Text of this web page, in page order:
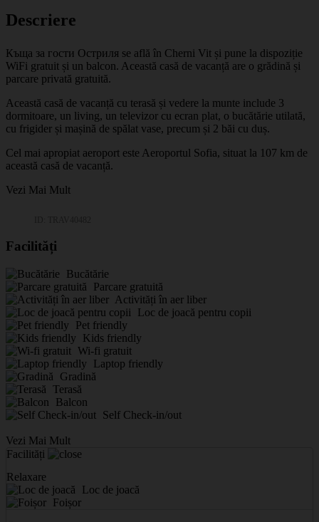
Descriere
Къща за гости Остриля se află în Cherni Vit și pune la dispoziție
WiFi gratuit și un balcon. Această casă de vacanță are o grădină și
parcare privată gratuită.
Această casă de vacanță cu terasă și vedere la munte include 3
dormitoare, un living, un televizor cu ecran plat, o bucătărie utilată,
cu frigider și mașină de spălat vase, precum și 2 băi cu duș.
Cel mai apropiat aeroport este Aeroportul Sofia, situat la 107 km de
această casă de vacanță.
Vezi Mai Mult
Facilități
Bucătărie
Parcare gratuită
Activități în aer liber
Loc de joacă pentru copii
Pet friendly
Kids friendly
Wi-fi gratuit
Laptop friendly
Gradină
Terasă
Balcon
Self Check-in/out
Vezi Mai Mult
Facilități
Relaxare
Loc de joacă
Foișor